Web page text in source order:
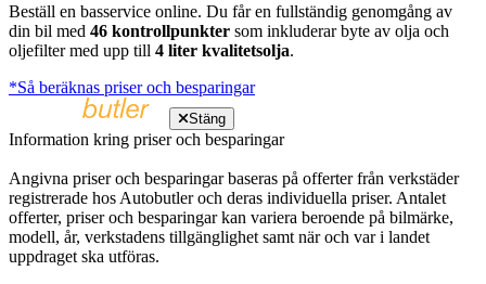
Beställ en basservice online. Du får en fullständig genomgång av
din bil med 46 kontrollpunkter som inkluderar byte av olja och
oljefilter med upp till 4 liter kvalitetsolja.
*Så beräknas priser och besparingar
Stäng
Information kring priser och besparingar
Angivna priser och besparingar baseras på offerter från verkstäder
registrerade hos Autobutler och deras individuella priser. Antalet
offerter, priser och besparingar kan variera beroende på bilmärke,
modell, år, verkstadens tillgänglighet samt när och var i landet
uppdraget ska utföras.